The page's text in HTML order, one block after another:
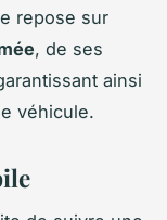
repose sur
, de ses
ainsi
véhicule.